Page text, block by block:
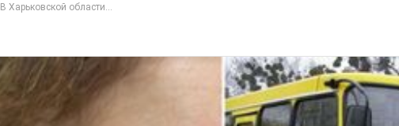
В Харьковской области...